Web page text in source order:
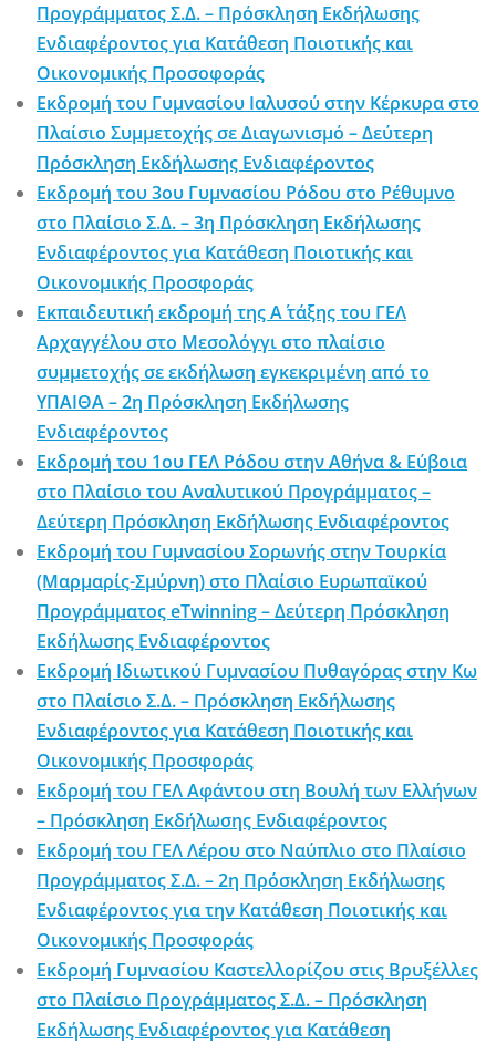
Προγράμματος Σ.Δ. – Πρόσκληση Εκδήλωσης
Ενδιαφέροντος για Κατάθεση Ποιοτικής και
Οικονομικής Προσοφοράς
Εκδρομή του Γυμνασίου Ιαλυσού στην Κέρκυρα στο
Πλαίσιο Συμμετοχής σε Διαγωνισμό – Δεύτερη
Πρόσκληση Εκδήλωσης Ενδιαφέροντος
Εκδρομή του 3ου Γυμνασίου Ρόδου στο Ρέθυμνο
στο Πλαίσιο Σ.Δ. – 3η Πρόσκληση Εκδήλωσης
Ενδιαφέροντος για Κατάθεση Ποιοτικής και
Οικονομικής Προσφοράς
Εκπαιδευτική εκδρομή της Α΄ τάξης του ΓΕΛ
Αρχαγγέλου στο Μεσολόγγι στο πλαίσιο
συμμετοχής σε εκδήλωση εγκεκριμένη από το
ΥΠΑΙΘΑ – 2η Πρόσκληση Εκδήλωσης
Ενδιαφέροντος
Εκδρομή του 1ου ΓΕΛ Ρόδου στην Αθήνα & Εύβοια
στο Πλαίσιο του Αναλυτικού Προγράμματος –
Δεύτερη Πρόσκληση Εκδήλωσης Ενδιαφέροντος
Εκδρομή του Γυμνασίου Σορωνής στην Τουρκία
(Μαρμαρίς-Σμύρνη) στο Πλαίσιο Ευρωπαϊκού
Προγράμματος eTwinning – Δεύτερη Πρόσκληση
Εκδήλωσης Ενδιαφέροντος
Εκδρομή Ιδιωτικού Γυμνασίου Πυθαγόρας στην Κω
στο Πλαίσιο Σ.Δ. – Πρόσκληση Εκδήλωσης
Ενδιαφέροντος για Κατάθεση Ποιοτικής και
Οικονομικής Προσφοράς
Εκδρομή του ΓΕΛ Αφάντου στη Βουλή των Ελλήνων
– Πρόσκληση Εκδήλωσης Ενδιαφέροντος
Εκδρομή του ΓΕΛ Λέρου στο Ναύπλιο στο Πλαίσιο
Προγράμματος Σ.Δ. – 2η Πρόσκληση Εκδήλωσης
Ενδιαφέροντος για την Κατάθεση Ποιοτικής και
Οικονομικής Προσφοράς
Εκδρομή Γυμνασίου Καστελλορίζου στις Βρυξέλλες
στο Πλαίσιο Προγράμματος Σ.Δ. – Πρόσκληση
Εκδήλωσης Ενδιαφέροντος για Κατάθεση